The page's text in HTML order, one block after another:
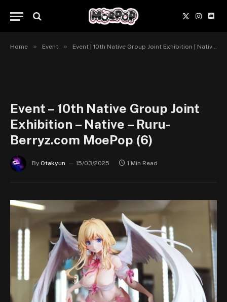
X
(Twitter)
Home » Event » Event | 10th Native Group Joint Exhibition | Native, BINDing, HOTVENUS, FROG & Magic Bullets
Event – 10th Native Group Joint
Exhibition – Native – Ruru-
Berryz.com MoePop (6)
By Otakyun 15/03/2025 1 Min Read